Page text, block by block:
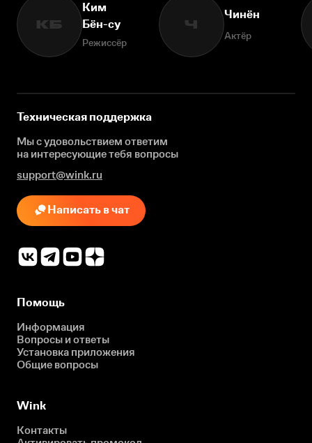
КБ
Ким
Бён-су
Режиссёр
Ч
Чинён
Актёр
Техническая поддержка
Мы с удовольствием ответим
на интересующиетебя вопросы
support@wink.ru
Написать в чат
Помощь
Информация
Вопросы и ответы
Установка приложения
Общие вопросы
Wink
Контакты